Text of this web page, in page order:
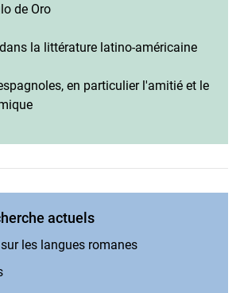
de Oro
la littérature latino-américaine
en particulier l'amitié et le
actuels
les langues romanes